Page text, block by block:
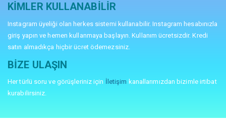
KIMLER KULLANABILIR
Instagram üyeliği olan herkes sistemi kullanabilir. Instagram hesabınızla
giriş yapın ve hemen kullanmaya başlayın. Kullanım ücretsizdir. Kredi
satın almadıkça hiçbir ücret ödemezsiniz.
BIZE ULAŞIN
Her türlü soru ve görüşleriniz için İletişim kanallarımızdan bizimle irtibat
kurabilirsiniz.